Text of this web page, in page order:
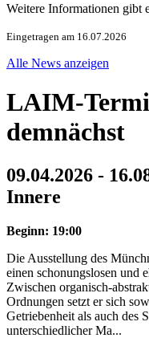
Weitere Informationen gibt
Eingetragen am 16.07.2026
Alle News anzeigen
LAIM-
demnächst
09.04.2026 -
Innere
Beginn: 19:00
Die Ausstellung des
einen schonungslosen und
Zwischen organisch-
Ordnungen setzt er sich
Getriebenheit als auch des
unterschiedlicher Ma...